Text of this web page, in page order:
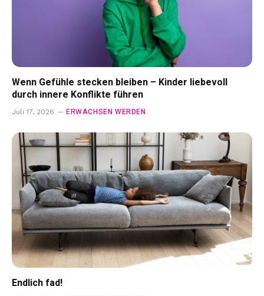
Wenn Gefühle stecken bleiben – Kinder liebevoll
durch innere Konflikte führen
Juli 17, 2026 ERWACHSEN WERDEN
Endlich fad!